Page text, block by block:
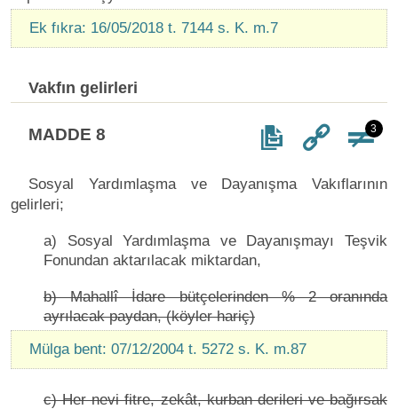
Ek fıkra: 16/05/2018 t. 7144 s. K. m.7
Vakfın gelirleri
MADDE 8 3
Sosyal Yardımlaşma ve Dayanışma Vakıflarının
gelirleri;
a) Sosyal Yardımlaşma ve Dayanışmayı Teşvik
Fonundan aktarılacak miktardan,
b) Mahallî İdare bütçelerinden % 2 oranında
ayrılacak paydan, (köyler hariç)
Mülga bent: 07/12/2004 t. 5272 s. K. m.87
c) Her nevi fitre, zekât, kurban derileri ve bağırsak